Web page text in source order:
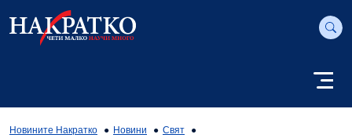
Новините Накратко Новини
Свят